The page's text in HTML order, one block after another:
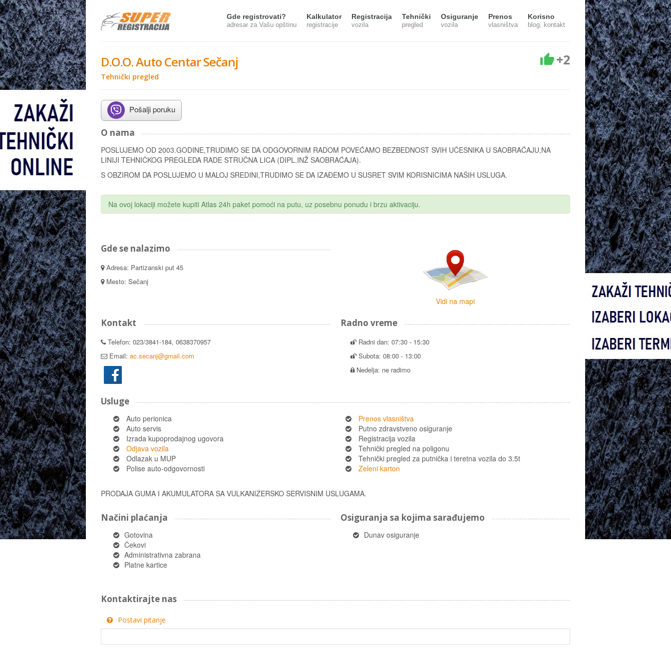
Gde registrovati?
adresar za Vašu opštinu
Kalkulator
registracije
Registracija
vozila
Tehnički
pregled
Osiguranje
vozila
Prenos
vlasništva
Korisno
blog, kontakt
D.O.O. Auto Centar Sečanj
Tehnički pregled
+2
Pošalji poruku
O nama
POSLUJEMO OD 2003.GODINE,TRUDIMO SE DA ODGOVORNIM RADOM POVEĆAMO BEZBEDNOST SVIH UČESNIKA U SAOBRAĆAJU,NA
LINIJI TEHNIČKOG PREGLEDA RADE STRUČNA LICA (DIPL.INŽ SAOBRAĆAJA).
S OBZIROM DA POSLUJEMO U MALOJ SREDINI,TRUDIMO SE DA IZAĐEMO U SUSRET SVIM KORISNICIMA NAŠIH USLUGA.
Na ovoj lokaciji možete kupiti Atlas 24h paket pomoći na putu, uz posebnu ponudu i brzu aktivaciju.
Gde se nalazimo
Adresa: Partizanski put 45
Mesto: Sečanj
Vidi na mapi
Kontakt
Telefon: 023/3841-184, 0638370957
Email: ac.secanj@gmail.com
Radno vreme
Radni dan: 07:30 - 15:30
Subota: 08:00 - 13:00
Nedelja: ne radimo
Usluge
Auto perionica
Auto servis
Izrada kupoprodajnog ugovora
Odjava vozila
Odlazak u MUP
Polise auto-odgovornosti
Prenos vlasništva
Putno zdravstveno osiguranje
Registracija vozila
Tehnički pregled na poligonu
Tehnički pregled za putnička i teretna vozila do 3.5t
Zeleni karton
PRODAJA GUMA I AKUMULATORA SA VULKANIZERSKO SERVISNIM USLUGAMA.
Načini plaćanja
Gotovina
Čekovi
Administrativna zabrana
Platne kartice
Osiguranja sa kojima sarađujemo
Dunav osiguranje
Kontaktirajte nas
Postavi pitanje